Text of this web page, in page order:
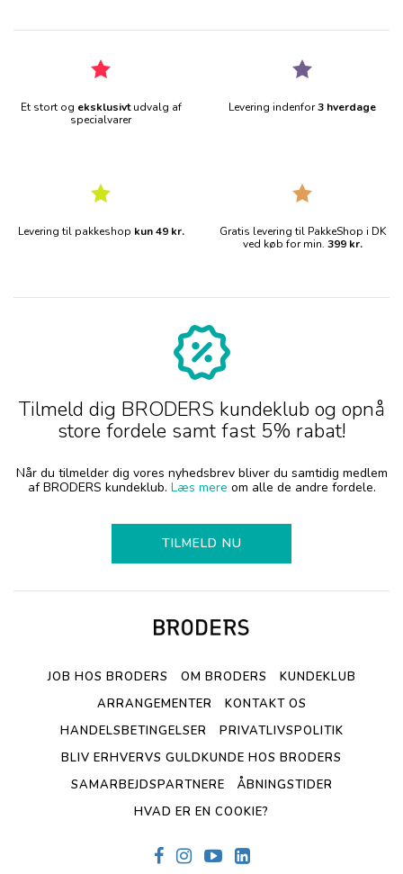
Et stort og eksklusivtudvalg af
specialvarer
Levering indenfor3 hverdage
Levering til pakkeshop kun 49 kr.
Gratis levering til PakkeShop i DK
ved køb for min. 399 kr.
Tilmeld dig BRODERS kundeklub og opnå
store fordele samt fast 5% rabat!
Når du tilmelder dig vores nyhedsbrev bliver du samtidig medlem
af BRODERS kundeklub. Læs mere om alle de andre fordele.
TILMELD NU
JOB HOS BRODERS OM BRODERS
KUNDEKLUB
ARRANGEMENTER
KONTAKT OS
HANDELSBETINGELSER
PRIVATLIVSPOLITIK
BLIV ERHVERVS GULDKUNDE HOS BRODERS
SAMARBEJDSPARTNERE
ÅBNINGSTIDER
HVAD ER EN COOKIE?